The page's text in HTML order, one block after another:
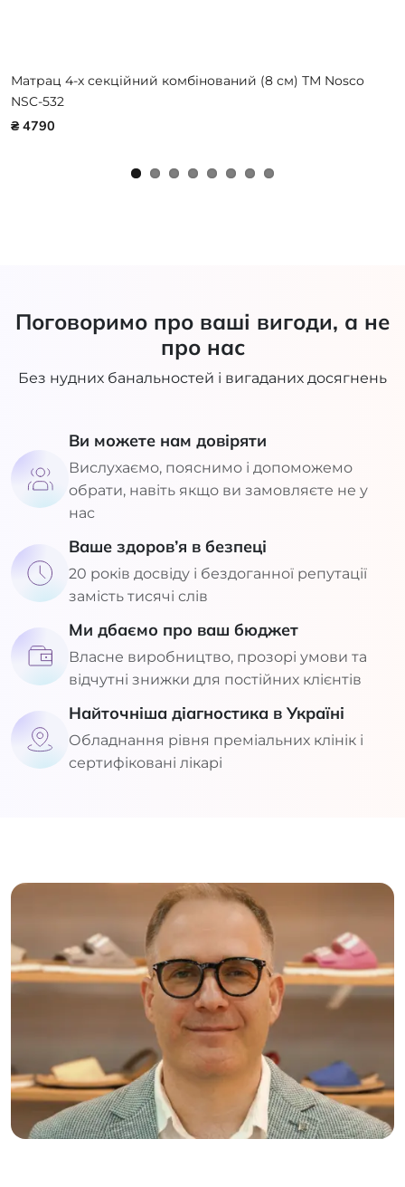
Матрац 4-х секційний комбінований (8 см) ТМ Nosco
NSC-532
₴ 4790
Поговоримо про ваші вигоди, а не
про нас
Без нудних банальностей і вигаданих досягнень
Ви можете нам довіряти
Вислухаємо, пояснимо і допоможемо
обрати, навіть якщо ви замовляєте не у
нас
Ваше здоров’я в безпеці
20 років досвіду і бездоганної репутації
замість тисячі слів
Ми дбаємо про ваш бюджет
Власне виробництво, прозорі умови та
відчутні знижки для постійних клієнтів
Найточніша діагностика в Україні
Обладнання рівня преміальних клінік і
сертифіковані лікарі